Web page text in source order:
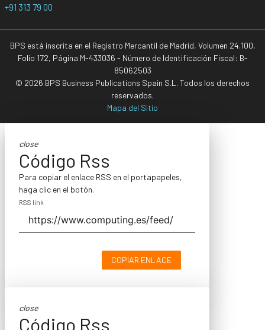
+91 313 79 00
BPS está inscrita en el Registro Mercantil de Madrid, Volumen 24.100,
Folio 172, Página M-433036 - Número de Identificación Fiscal: B-
85062503
© 2026 BPS Business Publications Spain S.L. Todos los derechos
reservados.
Mapa del Sitio
close
Código Rss
Para copiar el enlace RSS en el portapapeles,
haga clic en el botón.
RSS link
COPIAR ENLACE
close
Código Rss